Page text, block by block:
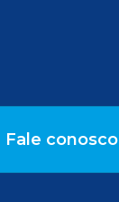
Fale conosco